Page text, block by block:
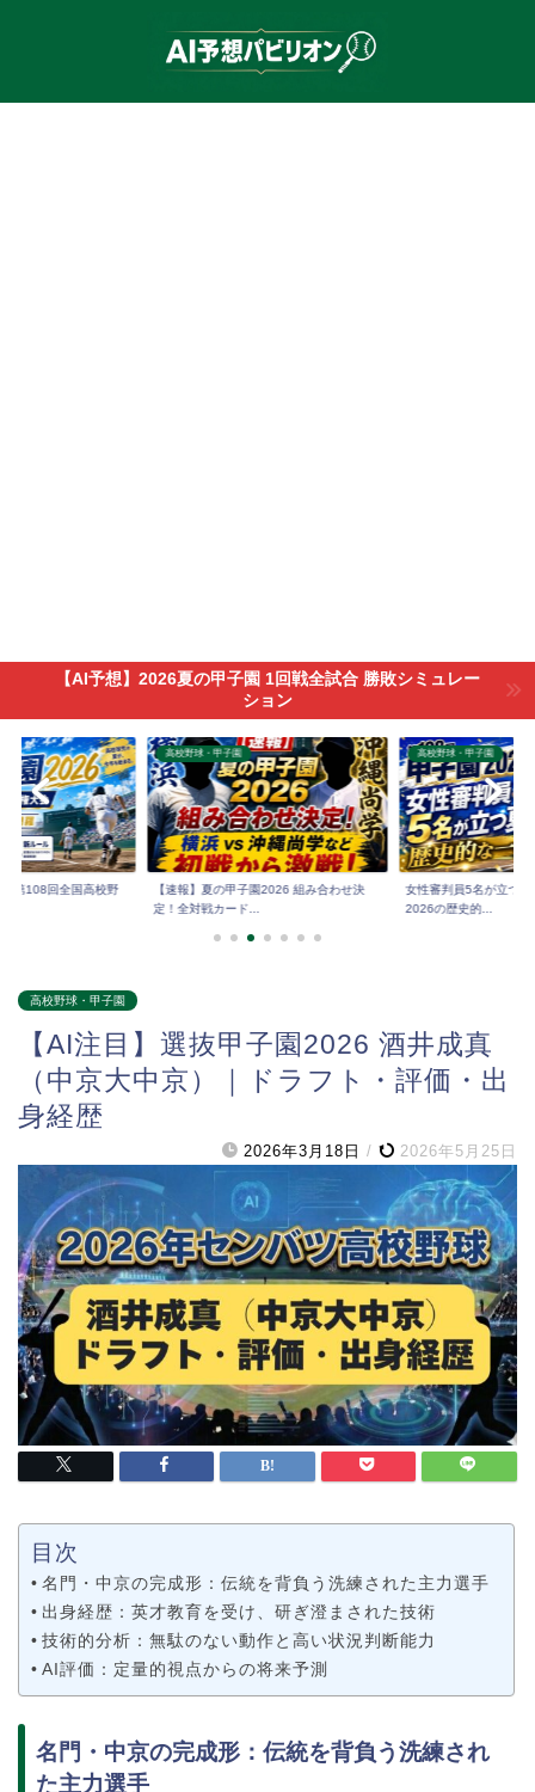
【AI予想】2026夏の甲子園 1回戦全試合 勝敗シミュレー
ション
第108回全国高校野
高校野球・甲子園
【速報】夏の甲子園2026 組み合わせ決
定！全対戦カード...
高校野球・甲子園
女性審判員5名が立つ
2026の歴史的...
高校野球・甲子園
【AI注目】選抜甲子園2026 酒井成真
（中京大中京）｜ドラフト・評価・出
身経歴
2026年3月18日 / 2026年5月25日
目次
名門・中京の完成形：伝統を背負う洗練された主力選手
出身経歴：英才教育を受け、研ぎ澄まされた技術
技術的分析：無駄のない動作と高い状況判断能力
AI評価：定量的視点からの将来予測
名門・中京の完成形：伝統を背負う洗練され
た主力選手